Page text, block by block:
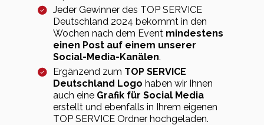
Jeder Gewinner des TOP SERVICE
Deutschland 2024 bekommt in den
Wochen nach dem Event mindestens
einen Post auf einem unserer
Social-Media-Kanälen.
Ergänzend zum TOP SERVICE
Deutschland Logo haben wir Ihnen
auch eine Grafik für Social Media
erstellt und ebenfalls in Ihrem eigenen
TOP SERVICE Ordner hochgeladen.